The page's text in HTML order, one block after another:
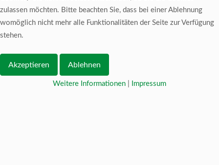
zulassen möchten. Bitte beachten Sie, dass bei einer Ablehnung
womöglich nicht mehr alle Funktionalitäten der Seite zur Verfügung
stehen.
Akzeptieren Ablehnen
Weitere Informationen Impressum